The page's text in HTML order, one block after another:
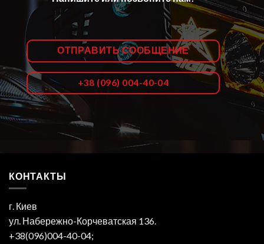
ОТПРАВИТЬ СООБЩЕНИЕ
+38 (096) 004-40-04
КОНТАКТЫ
г. Киев
ул. Набережно-Корчеватская 136.
+38(096)004-40-04;